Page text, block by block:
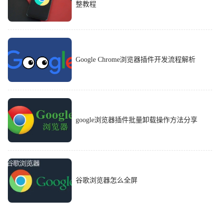
整教程
Google Chrome浏览器插件开发流程解析
google浏览器插件批量卸载操作方法分享
谷歌浏览器怎么全屏